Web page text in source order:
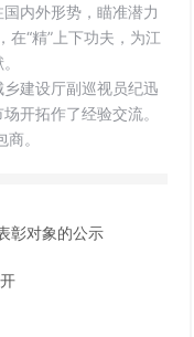
内外形势，瞄准潜力
在“精”上下功夫，为江
建设厅副巡视员纪迅
开拓作了经验交流。
。
彰对象的公示